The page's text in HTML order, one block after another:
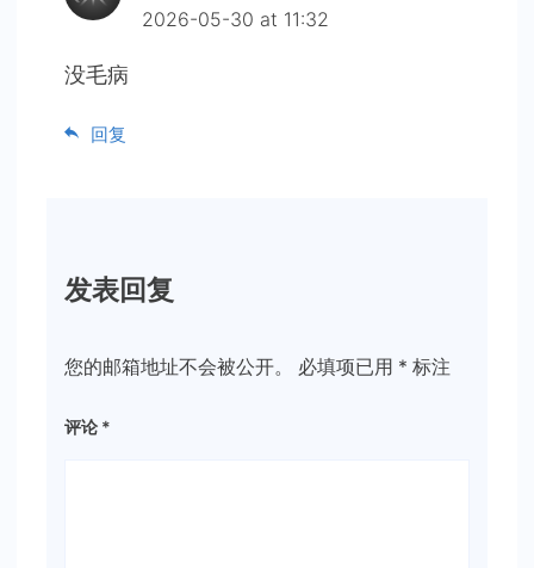
2026-05-30 at 11:32
没毛病
回复
发表回复
您的邮箱地址不会被公开。 必填项已用 * 标注
评论 *